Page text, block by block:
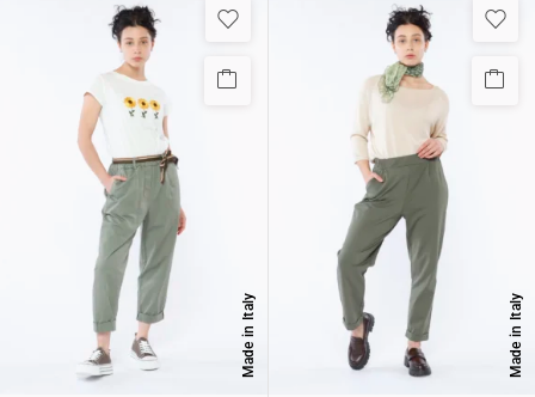
Made in Italy Made in Italy